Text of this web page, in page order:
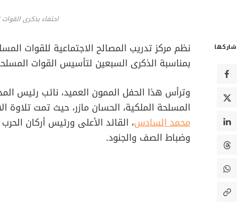
احتفاء بذكرى
شاركها
نظم مركز تدريب المصالح الاجتماعية للقوات
بمناسبة الذكرى السبعين لتأسيس القوات
وترأس هذا الحفل الممون العميد، نائب رئيس
المسلحة الملكية، الحسان مازر، حيث تمت تلاوة
محمد السادس، القائد الأعلى ورئيس أركان
وضباط الصف والجنود.